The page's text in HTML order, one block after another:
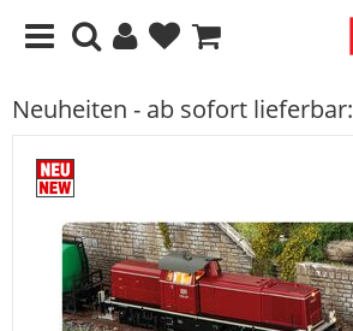
Neuheiten - ab sofort lieferbar: